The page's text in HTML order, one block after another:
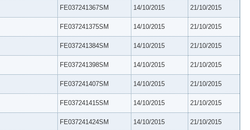
FE037241367SM 14/10/2015 21/10/2015
FE037241375SM 14/10/2015 21/10/2015
FE037241384SM 14/10/2015 21/10/2015
FE037241398SM 14/10/2015 21/10/2015
FE037241407SM 14/10/2015 21/10/2015
FE037241415SM 14/10/2015 21/10/2015
FE037241424SM 14/10/2015 21/10/2015